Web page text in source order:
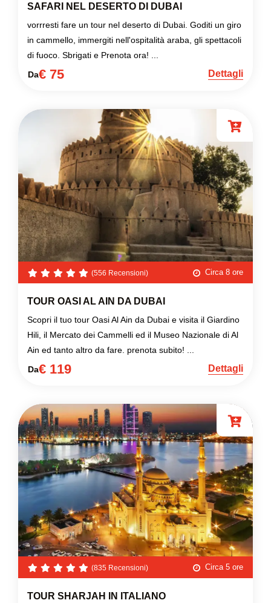
SAFARI NEL DESERTO DI DUBAI
vorrresti fare un tour nel deserto di Dubai. Goditi un giro
in cammello, immergiti nell'ospitalità araba, gli spettacoli
di fuoco. Sbrigati e Prenota ora! ...
Da€ 75 Dettagli
(556 Recensioni) Circa 8 ore
TOUR OASI AL AIN DA DUBAI
Scopri il tuo tour Oasi Al Ain da Dubai e visita il Giardino
Hili, il Mercato dei Cammelli ed il Museo Nazionale di Al
Ain ed tanto altro da fare. prenota subito! ...
Da€ 119 Dettagli
(835 Recensioni) Circa 5 ore
TOUR SHARJAH IN ITALIANO